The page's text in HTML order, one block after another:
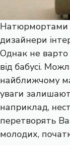
Натюрмортами
дизайнери
Однак не варто
від бабусі.
найближчому
уваги
наприклад,
перетворять
молодих,